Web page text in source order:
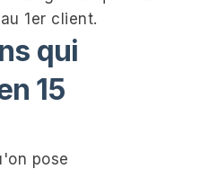
1er client.
qui
15
pose